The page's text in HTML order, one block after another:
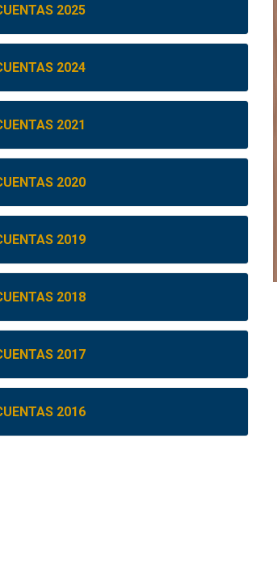
2025
2024
2021
2020
2019
2018
2017
2016